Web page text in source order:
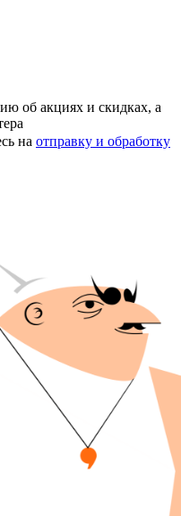
об акциях и скидках, а
на отправку и обработку